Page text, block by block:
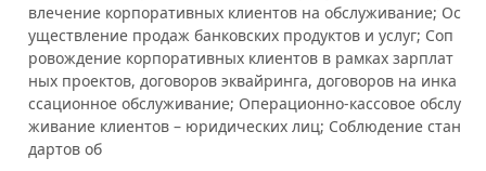
влечение корпоративных клиентов на обслуживание; Ос
уществление продаж банковских продуктов и услуг; Соп
ровождение корпоративных клиентов в рамках зарплат
ных проектов, договоров эквайринга, договоров на инка
ссационное обслуживание; Операционно-кассовое обслу
живание клиентов – юридических лиц; Соблюдение стан
дартов об